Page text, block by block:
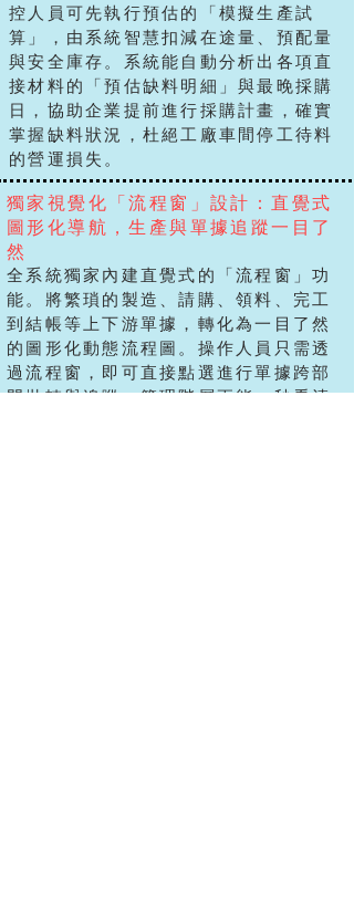
控人員可先執行預估的「模擬生產試
算」，由系統智慧扣減在途量、預配量
與安全庫存。系統能自動分析出各項直
接材料的「預估缺料明細」與最晚採購
日，協助企業提前進行採購計畫，確實
掌握缺料狀況，杜絕工廠車間停工待料
的營運損失。
獨家視覺化「流程窗」設計：直覺式
圖形化導航，生產與單據追蹤一目了
然
全系統獨家內建直覺式的「流程窗」功
能。將繁瑣的製造、請購、領料、完工
到結帳等上下游單據，轉化為一目了然
的圖形化動態流程圖。操作人員只需透
過流程窗，即可直接點選進行單據跨部
門拋轉與追蹤；管理階層更能一秒看清